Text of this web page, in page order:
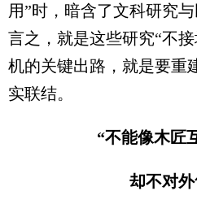
用”时，暗含了文科研究
言之，就是这些研究“不
机的关键出路，就是要重
实联结。
“不能像木匠
却不对